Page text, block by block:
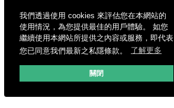
我們透過使用 cookies 來評估您在本網站的
使用情況，為您提供最佳的用戶體驗。 如您
繼續使用本網站所提供之內容或服務，即代表
您已同意我們最新之私隱條款。
了解更多
關閉